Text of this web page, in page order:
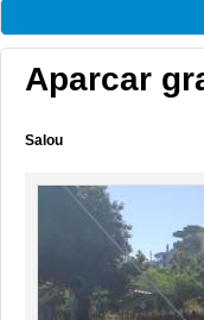
Aparcar
Salou